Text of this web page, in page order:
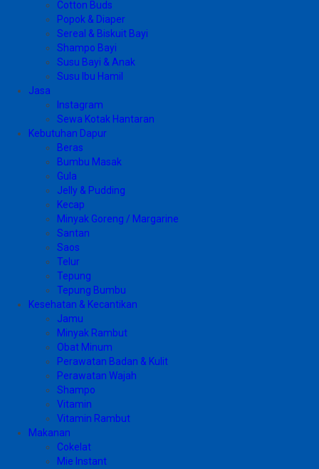
Cotton Buds
Popok & Diaper
Sereal & Biskuit Bayi
Shampo Bayi
Susu Bayi & Anak
Susu Ibu Hamil
Jasa
Instagram
Sewa Kotak Hantaran
Kebutuhan Dapur
Beras
Bumbu Masak
Gula
Jelly & Pudding
Kecap
Minyak Goreng / Margarine
Santan
Saos
Telur
Tepung
Tepung Bumbu
Kesehatan & Kecantikan
Jamu
Minyak Rambut
Obat Minum
Perawatan Badan & Kulit
Perawatan Wajah
Shampo
Vitamin
Vitamin Rambut
Makanan
Cokelat
Mie Instant